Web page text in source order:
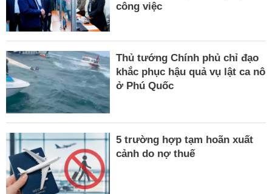
công việc
Thủ tướng Chính phủ chỉ đạo
khắc phục hậu quả vụ lật ca nô
ở Phú Quốc
5 trường hợp tạm hoãn xuất
cảnh do nợ thuế